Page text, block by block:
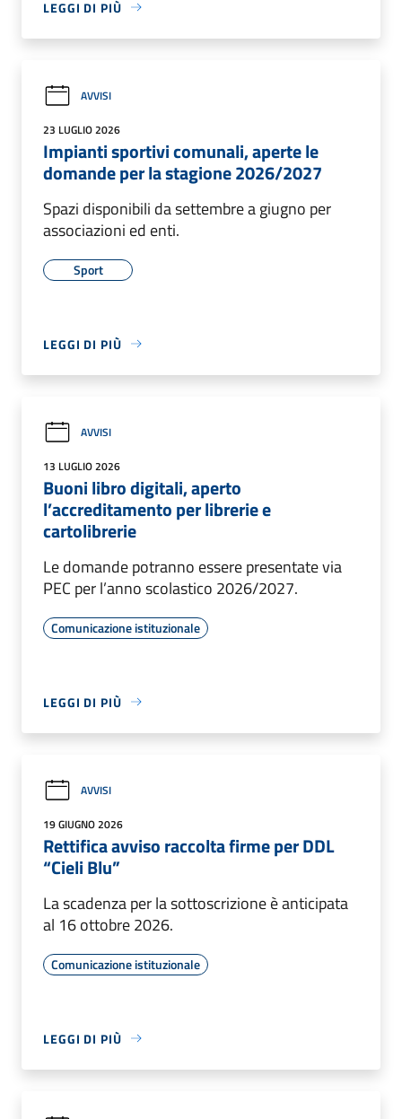
LEGGI DI PIÙ
AVVISI
23 LUGLIO 2026
Impianti sportivi comunali, aperte le
domande per la stagione 2026/2027
Spazi disponibili da settembre a giugno per
associazioni ed enti.
Sport
LEGGI DI PIÙ
AVVISI
13 LUGLIO 2026
Buoni libro digitali, aperto
l’accreditamento per librerie e
cartolibrerie
Le domande potranno essere presentate via
PEC per l’anno scolastico 2026/2027.
Comunicazione istituzionale
LEGGI DI PIÙ
AVVISI
19 GIUGNO 2026
Rettifica avviso raccolta firme per DDL
“Cieli Blu”
La scadenza per la sottoscrizione è anticipata
al 16 ottobre 2026.
Comunicazione istituzionale
LEGGI DI PIÙ